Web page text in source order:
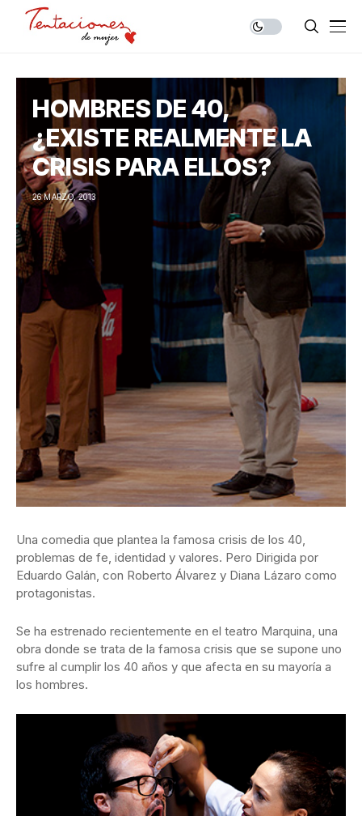
HOMBRES DE 40,
¿EXISTE REALMENTE LA
CRISIS PARA ELLOS?
26 MARZO, 2013
Una comedia que plantea la famosa crisis de los 40,
problemas de fe, identidad y valores. Pero Dirigida por
Eduardo Galán, con Roberto Álvarez y Diana Lázaro como
protagonistas.
Se ha estrenado recientemente en el teatro Marquina, una
obra donde se trata de la famosa crisis que se supone uno
sufre al cumplir los 40 años y que afecta en su mayoría a
los hombres.